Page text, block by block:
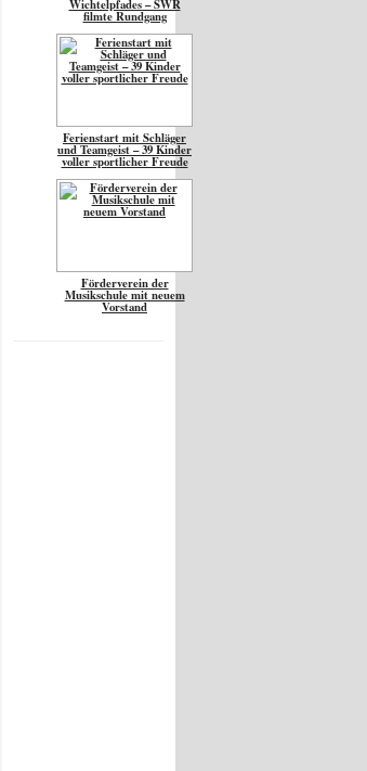
Wichtelpfades – SWR
filmte Rundgang
Ferienstart mit Schläger
und Teamgeist – 39 Kinder
voller sportlicher Freude
Förderverein der
Musikschule mit neuem
Vorstand